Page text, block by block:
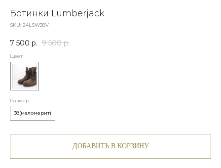
Ботинки Lumberjack
SKU: 24LSW38V
7 500 р. 9 500 р.
Цвет
Размер
38(маломерит)
ДОБАВИТЬ В КОРЗИНУ